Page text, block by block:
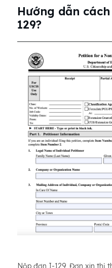
Hướng dẫn
129?
Nộp đơn I-129, Đơn xin thị